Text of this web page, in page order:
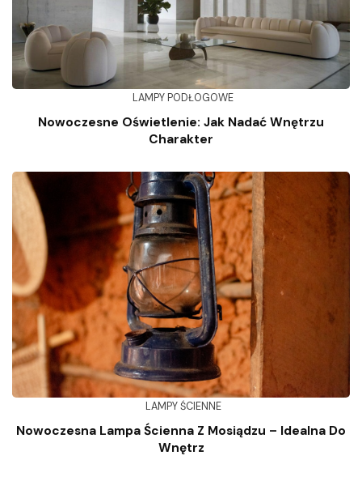
LAMPY PODŁOGOWE
Nowoczesne Oświetlenie: Jak Nadać Wnętrzu
Charakter
LAMPY ŚCIENNE
Nowoczesna Lampa Ścienna Z Mosiądzu – Idealna Do
Wnętrz